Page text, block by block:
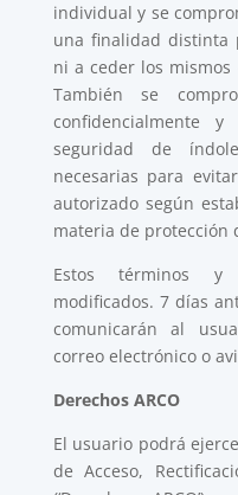
individual y se
una finalidad distinta
ni a ceder los
También se
confidencialmente
seguridad de
necesarias para
autorizado según
materia de protección
Estos términos y
modificados. 7 días
comunicarán al
correo electrónico o
Derechos ARCO
El usuario podrá
de Acceso,